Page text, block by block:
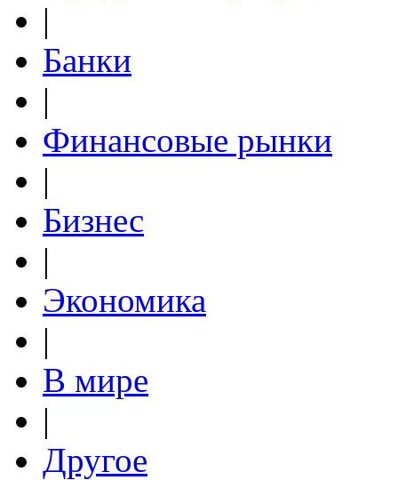
|
Банки
|
Финансовые рынки
|
Бизнес
|
Экономика
|
В мире
|
Другое